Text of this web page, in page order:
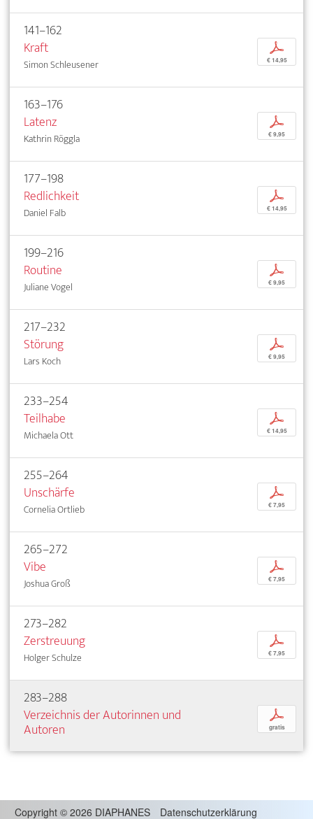
141–162
Kraft
Simon Schleusener
p
€ 14,95
163–176
Latenz
Kathrin Röggla
p
€ 9,95
177–198
Redlichkeit
Daniel Falb
p
€ 14,95
199–216
Routine
Juliane Vogel
p
€ 9,95
217–232
Störung
Lars Koch
p
€ 9,95
233–254
Teilhabe
Michaela Ott
p
€ 14,95
255–264
Unschärfe
Cornelia Ortlieb
p
€ 7,95
265–272
Vibe
Joshua Groß
p
€ 7,95
273–282
Zerstreuung
Holger Schulze
p
€ 7,95
283–288
Verzeichnis der Autorinnen und
Autoren
p
gratis
Copyright © 2026 DIAPHANES Datenschutzerklärung